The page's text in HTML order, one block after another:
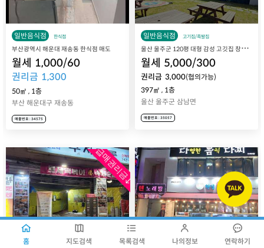
일반음식점 한식점
부산광역시 해운대 재송동 한식점 매도
월세 1,000/60
권리금 1,300
50㎡ , 1층
부산 해운대구 재송동
매물번호 : 34575
일반음식점 고기집/족발집
울
산 울주군 120평 대형 감성 고깃집 창업, 하와이안픽 매장 매매 양도양수
월세 5,000/300
권리금 3,000(협의가능)
397㎡ , 1층
울산 울주군 삼남면
매물번호 : 35057
급매권리금↓
홈 지도검색 목록검색 나의정보 연락하기